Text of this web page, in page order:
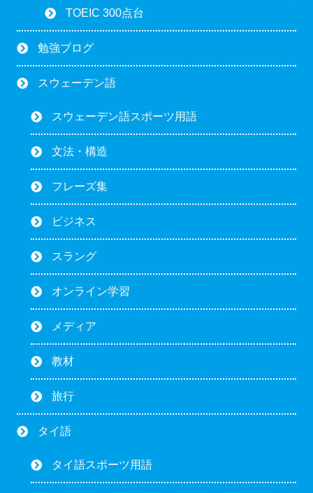
TOEIC 300点台
勉強ブログ
スウェーデン語
スウェーデン語スポーツ用語
文法・構造
フレーズ集
ビジネス
スラング
オンライン学習
メディア
教材
旅行
タイ語
タイ語スポーツ用語